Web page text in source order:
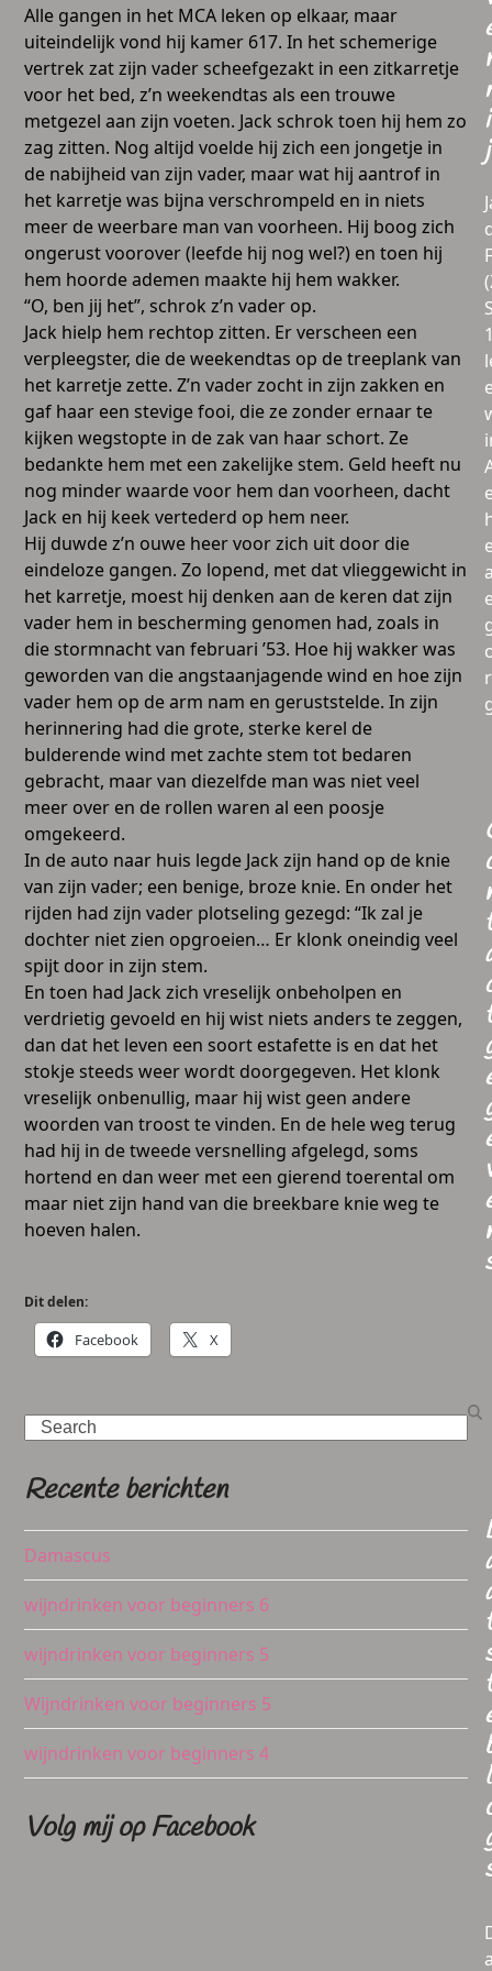
Alle gangen in het MCA leken op elkaar, maar
uiteindelijk vond hij kamer 617. In het schemerige
vertrek zat zijn vader scheefgezakt in een zitkarretje
voor het bed, z’n weekendtas als een trouwe
metgezel aan zijn voeten. Jack schrok toen hij hem zo
zag zitten. Nog altijd voelde hij zich een jongetje in
de nabijheid van zijn vader, maar wat hij aantrof in
het karretje was bijna verschrompeld en in niets
meer de weerbare man van voorheen. Hij boog zich
ongerust voorover (leefde hij nog wel?) en toen hij
hem hoorde ademen maakte hij hem wakker.
“O, ben jij het”, schrok z’n vader op.
Jack hielp hem rechtop zitten. Er verscheen een
verpleegster, die de weekendtas op de treeplank van
het karretje zette. Z’n vader zocht in zijn zakken en
gaf haar een stevige fooi, die ze zonder ernaar te
kijken wegstopte in de zak van haar schort. Ze
bedankte hem met een zakelijke stem. Geld heeft nu
nog minder waarde voor hem dan voorheen, dacht
Jack en hij keek vertederd op hem neer.
Hij duwde z’n ouwe heer voor zich uit door die
eindeloze gangen. Zo lopend, met dat vlieggewicht in
het karretje, moest hij denken aan de keren dat zijn
vader hem in bescherming genomen had, zoals in
die stormnacht van februari ’53. Hoe hij wakker was
geworden van die angstaanjagende wind en hoe zijn
vader hem op de arm nam en geruststelde. In zijn
herinnering had die grote, sterke kerel de
bulderende wind met zachte stem tot bedaren
gebracht, maar van diezelfde man was niet veel
meer over en de rollen waren al een poosje
omgekeerd.
In de auto naar huis legde Jack zijn hand op de knie
van zijn vader; een benige, broze knie. En onder het
rijden had zijn vader plotseling gezegd: “Ik zal je
dochter niet zien opgroeien… Er klonk oneindig veel
spijt door in zijn stem.
En toen had Jack zich vreselijk onbeholpen en
verdrietig gevoeld en hij wist niets anders te zeggen,
dan dat het leven een soort estafette is en dat het
stokje steeds weer wordt doorgegeven. Het klonk
vreselijk onbenullig, maar hij wist geen andere
woorden van troost te vinden. En de hele weg terug
had hij in de tweede versnelling afgelegd, soms
hortend en dan weer met een gierend toerental om
maar niet zijn hand van die breekbare knie weg te
hoeven halen.
Dit delen:
Facebook X
Search
Recente berichten
Damascus
wijndrinken voor beginners 6
wijndrinken voor beginners 5
Wijndrinken voor beginners 5
wijndrinken voor beginners 4
Volg mij op Facebook
i
j
t
t
t
t
l